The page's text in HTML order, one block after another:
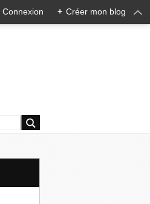
Connexion + Créer mon blog